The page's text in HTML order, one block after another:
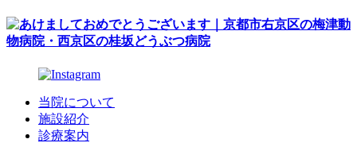
当院について
施設紹介
診療案内